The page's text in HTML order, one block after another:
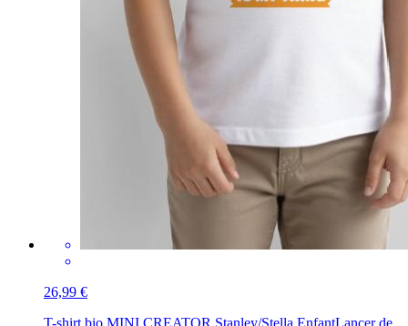
26,99 €